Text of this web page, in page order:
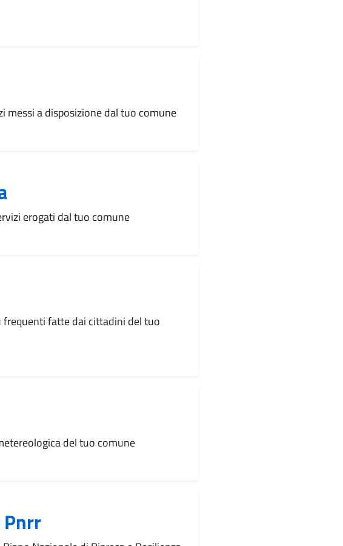
messi a disposizione dal tuo comune
erogati dal tuo comune
frequenti fatte dai cittadini del tuo
del tuo comune